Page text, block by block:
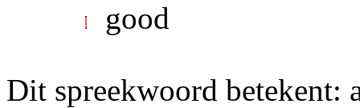
good
Dit spreekwoord betekent: